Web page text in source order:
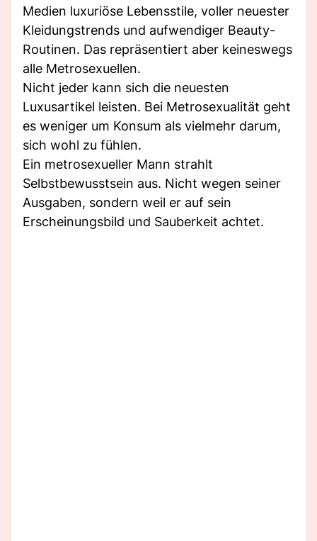
Medien luxuriöse Lebensstile, voller neuester
Kleidungstrends und aufwendiger Beauty-
Routinen. Das repräsentiert aber keineswegs
alle Metrosexuellen.
Nicht jeder kann sich die neuesten
Luxusartikel leisten. Bei Metrosexualität geht
es weniger um Konsum als vielmehr darum,
sich wohl zu fühlen.
Ein metrosexueller Mann strahlt
Selbstbewusstsein aus. Nicht wegen seiner
Ausgaben, sondern weil er auf sein
Erscheinungsbild und Sauberkeit achtet.